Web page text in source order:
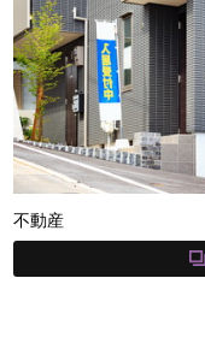
不動産